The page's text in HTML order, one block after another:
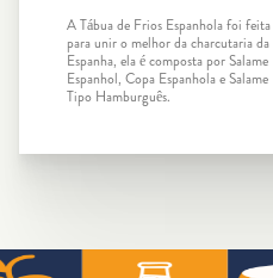
A Tábua de Frios Espanhola foi feita
para unir o melhor da charcutaria da
Espanha, ela é composta por Salame
Espanhol, Copa Espanhola e Salame
Tipo Hamburguês.